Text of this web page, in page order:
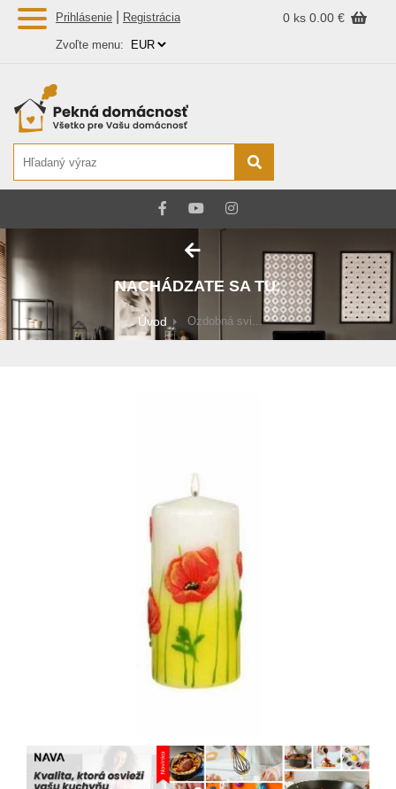
Prihlásenie Registrácia 0 ks 0.00 €
Zvoľte menu:
NACHÁDZATE SA TU:
Úvod Ozdobná svi...